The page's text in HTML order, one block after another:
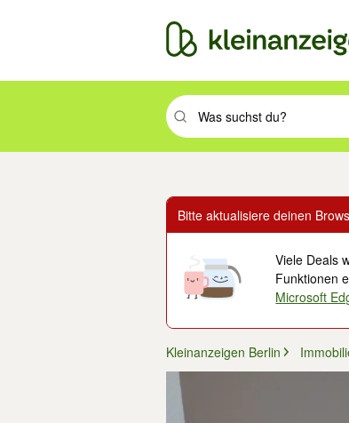
Suchbegriff eingeben.
Bitte aktualisiere deinen
Viele Deals
Funktionen
Microsoft
Kleinanzeigen Berlin